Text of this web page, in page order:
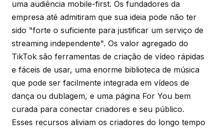
uma audiência mobile-first. Os fundadores da
empresa até admitiram que sua ideia pode não ter
sido "forte o suficiente para justificar um serviço de
streaming independente". Os valor agregado do
TikTok são ferramentas de criação de vídeo rápidas
e fáceis de usar, uma enorme biblioteca de música
que pode ser facilmente integrada em vídeos de
dança ou dublagem, e uma página For You bem
curada para conectar criadores e seu público.
Esses recursos aliviam os criadores do longo tempo